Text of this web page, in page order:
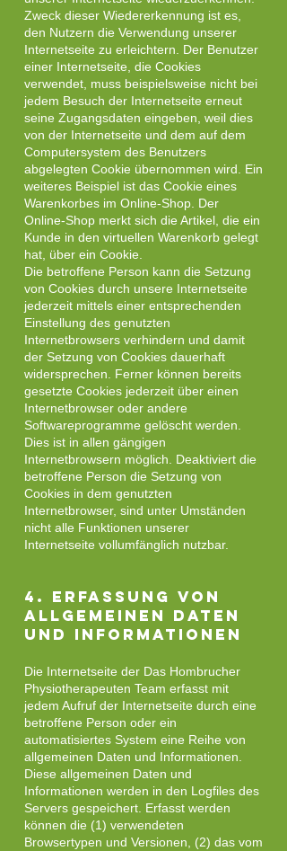
Zweck dieser Wiedererkennung ist es,
den Nutzern die Verwendung unserer
Internetseite zu erleichtern. Der Benutzer
einer Internetseite, die Cookies
verwendet, muss beispielsweise nicht bei
jedem Besuch der Internetseite erneut
seine Zugangsdaten eingeben, weil dies
von der Internetseite und dem auf dem
Computersystem des Benutzers
abgelegten Cookie übernommen wird. Ein
weiteres Beispiel ist das Cookie eines
Warenkorbes im Online-Shop. Der
Online-Shop merkt sich die Artikel, die ein
Kunde in den virtuellen Warenkorb gelegt
hat, über ein Cookie.
Die betroffene Person kann die Setzung
von Cookies durch unsere Internetseite
jederzeit mittels einer entsprechenden
Einstellung des genutzten
Internetbrowsers verhindern und damit
der Setzung von Cookies dauerhaft
widersprechen. Ferner können bereits
gesetzte Cookies jederzeit über einen
Internetbrowser oder andere
Softwareprogramme gelöscht werden.
Dies ist in allen gängigen
Internetbrowsern möglich. Deaktiviert die
betroffene Person die Setzung von
Cookies in dem genutzten
Internetbrowser, sind unter Umständen
nicht alle Funktionen unserer
Internetseite vollumfänglich nutzbar.
4. Erfassung von
allgemeinen Daten
und Informationen
Die Internetseite der Das Hombrucher
Physiotherapeuten Team erfasst mit
jedem Aufruf der Internetseite durch eine
betroffene Person oder ein
automatisiertes System eine Reihe von
allgemeinen Daten und Informationen.
Diese allgemeinen Daten und
Informationen werden in den Logfiles des
Servers gespeichert. Erfasst werden
können die (1) verwendeten
Browsertypen und Versionen, (2) das vom